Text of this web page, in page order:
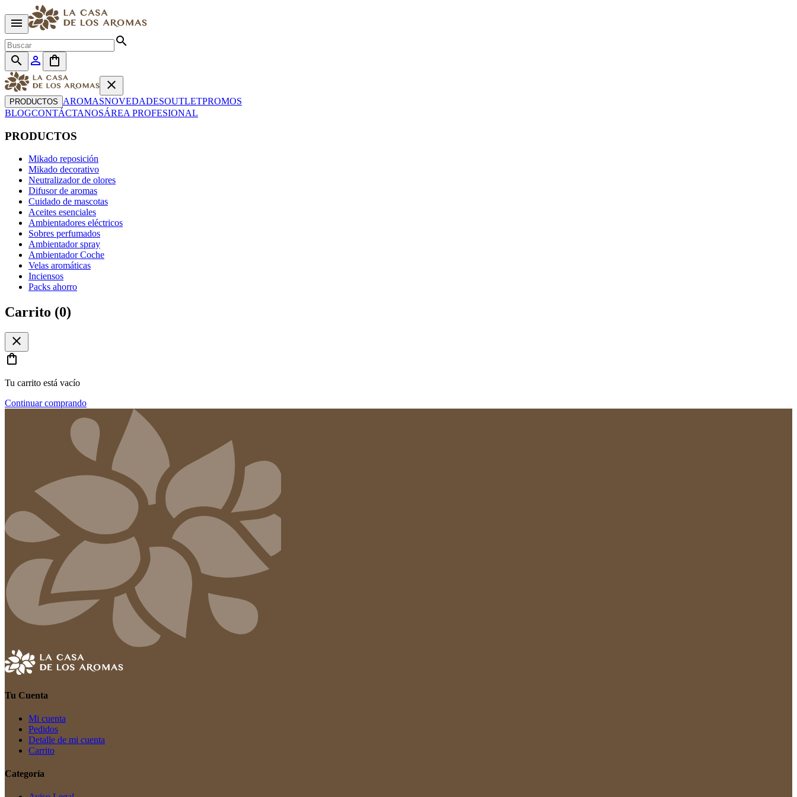
menu
search
search
person_outline
shopping_bag
close
PRODUCTOS AROMASNOVEDADESOUTLETPROMOS
BLOGCONTÁCTANOSÁREA PROFESIONAL
PRODUCTOS
Mikado reposición
Mikado decorativo
Neutralizador de olores
Difusor de aromas
Cuidado de mascotas
Aceites esenciales
Ambientadores eléctricos
Sobres perfumados
Ambientador spray
Ambientador Coche
Velas aromáticas
Inciensos
Packs ahorro
Carrito (0)
close
shopping_bag
Tu carrito está vacío
Continuar comprando
Tu Cuenta
Mi cuenta
Pedidos
Detalle de mi cuenta
Carrito
Categoría